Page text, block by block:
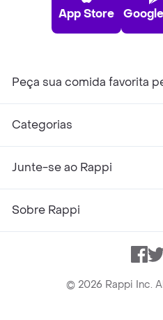
App Store
Peça sua comida favorita
Categorias
Junte-se ao Rappi
Sobre Rappi
© 2026 Rappi Inc.